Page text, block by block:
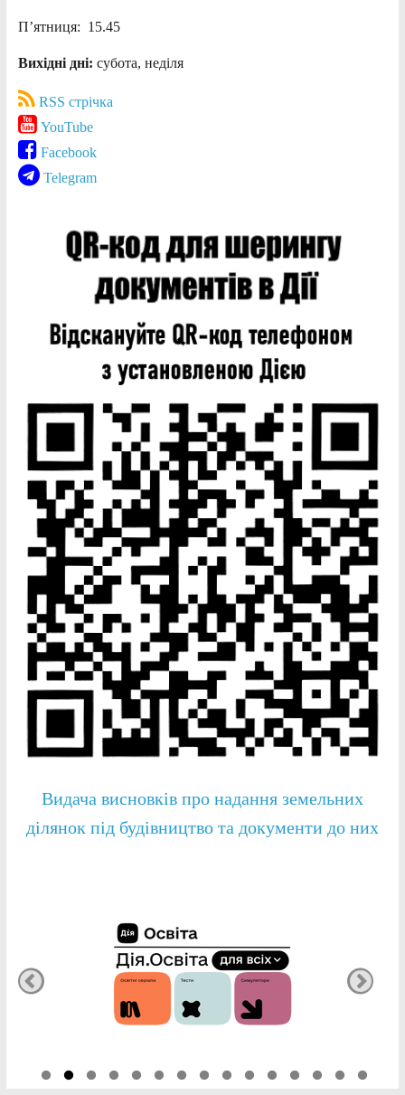
П’ятниця: 15.45
Вихідні дні: субота, неділя
RSS стрічка
YouTube
Facebook
Telegram
Видача висновків про надання земельних
ділянок під будівництво та документи до них